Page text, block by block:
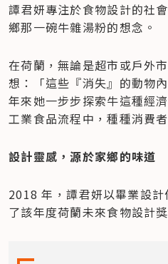
譚君妍專注於食物設計的社
鄉那一碗牛雜湯粉的想念。
在荷蘭，無論是超市或戶外
想：「這些『消失』的動物
年來她一步步探索牛這種經
工業食品流程中，種種消費
設計靈感，源於家鄉的味道
2018 年，譚君妍以畢業設
了該年度荷蘭未來食物設計